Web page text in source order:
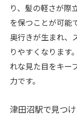
り、髪の軽さが際
を保つことが可能
奥行きが生まれ、
りやすくなります
れな見た目をキー
力です。
津田沼駅で見つ